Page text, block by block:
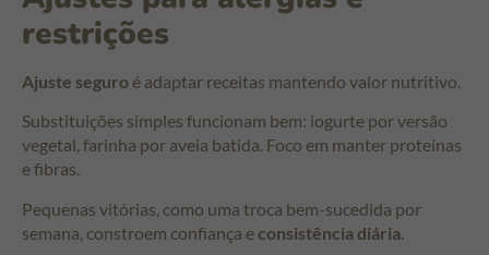
restrições
Ajuste seguro é adaptar receitas mantendo valor nutritivo.
Substituições simples funcionam bem: iogurte por versão
vegetal, farinha por aveia batida. Foco em manter proteínas
e fibras.
Pequenas vitórias, como uma troca bem-sucedida por
semana, constroem confiança econsistência diária